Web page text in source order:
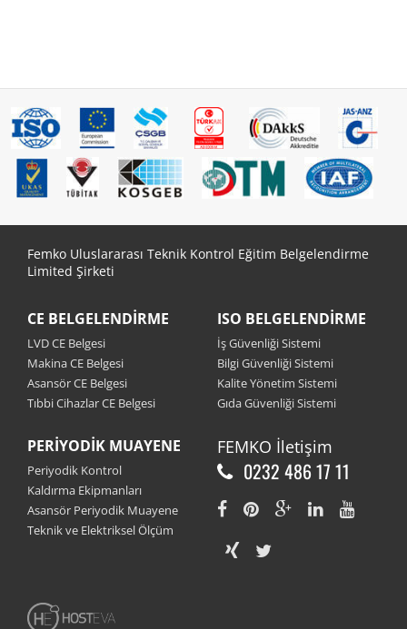
Femko Uluslararası Teknik Kontrol Eğitim Belgelendirme
Limited Şirketi
CE BELGELENDIRME
LVD CE Belgesi
Makina CE Belgesi
Asansör CE Belgesi
Tıbbi Cihazlar CE Belgesi
ISO BELGELENDIRME
İş Güvenliği Sistemi
Bilgi Güvenliği Sistemi
Kalite Yönetim Sistemi
Gıda Güvenliği Sistemi
PERIYODIK MUAYENE
Periyodik Kontrol
Kaldırma Ekipmanları
Asansör Periyodik Muayene
Teknik ve Elektriksel Ölçüm
FEMKO İletişim
0232 486 17 11